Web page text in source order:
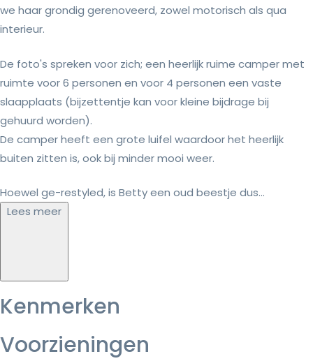
we haar grondig gerenoveerd, zowel motorisch als qua
interieur.
De foto's spreken voor zich; een heerlijk ruime camper met
ruimte voor 6 personen en voor 4 personen een vaste
slaapplaats (bijzettentje kan voor kleine bijdrage bij
gehuurd worden).
De camper heeft een grote luifel waardoor het heerlijk
buiten zitten is, ook bij minder mooi weer.
Hoewel ge-restyled, is Betty een oud beestje dus...
Lees meer
Kenmerken
Voorzieningen